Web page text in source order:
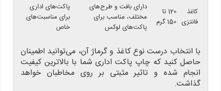
کاغذ
فانتزی
120 تا
150 گرم
دارای بافت و طرح‌های
مختلف، مناسب برای
پاکت‌های لوکس
پاکت‌های اداری
برای مناسبت‌های
خاص
با انتخاب درست نوع کاغذ و گرماژ آن، می‌توانید اطمینان
حاصل کنید که چاپ پاکت اداری شما با بالاترین کیفیت
انجام شده و تاثیر مثبتی بر روی مخاطبان خواهد
گذاشت.